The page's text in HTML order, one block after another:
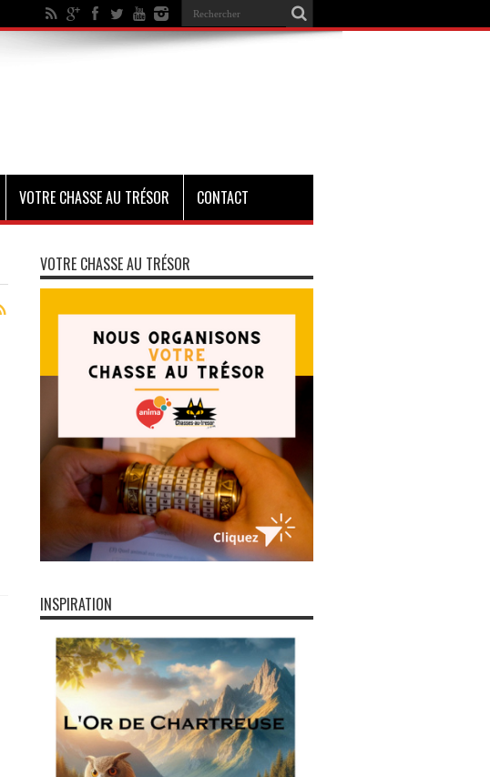
VOTRE CHASSE AU TRÉSOR CONTACT
VOTRE CHASSE AU TRÉSOR
INSPIRATION